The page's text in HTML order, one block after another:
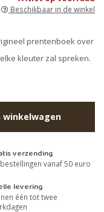
Beschikbaar in de winkel
prentenboek over
kleuter zal spreken.
winkelwagen
verzending
vanaf 50 euro
levering
één tot twee